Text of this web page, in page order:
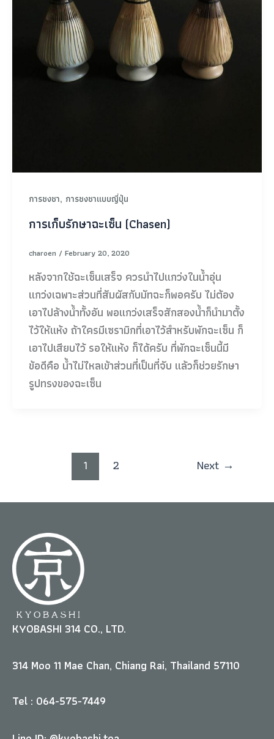
การชงชา, การชงชาแบบญี่ปุ่น
การเก็บรักษาฉะเซ็น (Chasen)
charoen / February 20, 2020
หลังจากใช้ฉะเซ็นเสร็จ ควรนำไปแกว่งในน้ำอุ่น
แกว่งเฉพาะส่วนที่สัมผัสกับมัทฉะก็พอครับ ไม่ต้อง
เอาไปล้างน้ำทั้งอัน พอแกว่งเสร็จสักสองน้ำก็นำมาตั้ง
ไว้ให้แห้ง ถ้าใครมีเซรามิกที่เอาไว้สำหรับพักฉะเซ็น ก็
เอาไปเสียบไว้ รอให้แห้ง ก็ได้ครับ ที่พักฉะเซ็นนี้มี
ข้อดีคือ น้ำไม่ไหลเข้าส่วนที่เป็นที่จับ แล้วก็ช่วยรักษา
รูปทรงของฉะเซ็น
1 2 Next →
KYOBASHI 314 CO., LTD.
314 Moo 11 Mae Chan, Chiang Rai, Thailand 57110
Tel : 064-575-7449